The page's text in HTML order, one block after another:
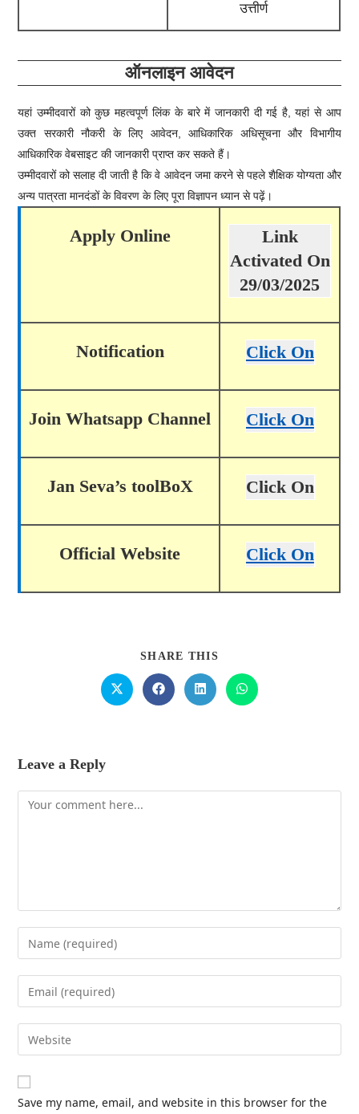
उत्तीर्ण
ऑनलाइन आवेदन
यहां उम्मीदवारों को कुछ महत्वपूर्ण लिंक के बारे में जानकारी दी गई है, यहां से आप
उक्त सरकारी नौकरी के लिए आवेदन, आधिकारिक अधिसूचना और विभागीय
आधिकारिक वेबसाइट की जानकारी प्राप्त कर सकते हैं।
उम्मीदवारों को सलाह दी जाती है कि वे आवेदन जमा करने से पहले शैक्षिक योग्यता और
अन्य पात्रता मानदंडों के विवरण के लिए पूरा विज्ञापन ध्यान से पढ़ें।
Apply Online
Link
Activated On
29/03/2025
Notification Click On
Join Whatsapp Channel Click On
Jan Seva’s toolBoX Click On
Official Website Click On
SHARE THIS
Leave a Reply
Save my name, email, and website in this browser for the